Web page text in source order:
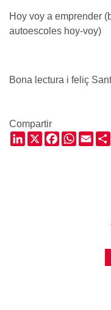
Hoy voy a emprender
autoescoles hoy-voy)
Bona lectura i feliç
Compartir
LinkedIn
X Facebook